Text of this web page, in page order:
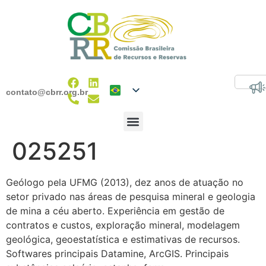
contato@cbrr.org.br
025251
Geólogo pela UFMG (2013), dez anos de atuação no
setor privado nas áreas de pesquisa mineral e geologia
de mina a céu aberto. Experiência em gestão de
contratos e custos, exploração mineral, modelagem
geológica, geoestatística e estimativas de recursos.
Softwares principais Datamine, ArcGIS. Principais